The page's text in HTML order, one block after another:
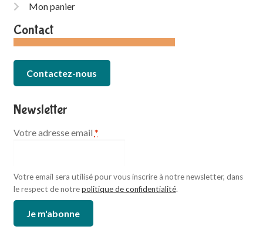
Mon panier
Contact
Contactez-nous
Newsletter
Votre adresse email *
Votre email sera utilisé pour vous inscrire à notre newsletter, dans
le respect de notrepolitique de confidentialité.